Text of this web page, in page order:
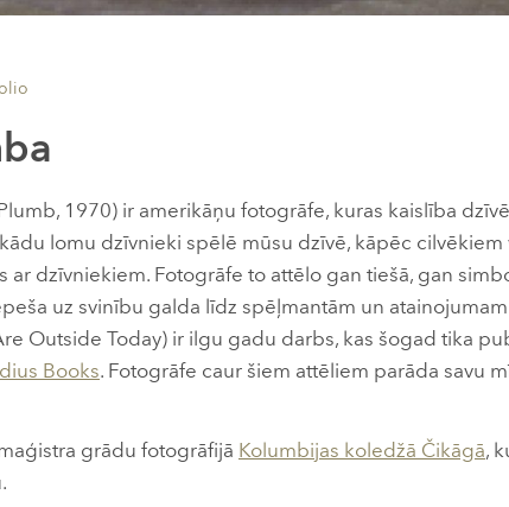
1970) ir amerikāņu fotogrāfe, kuras kaislība
lomu dzīvnieki spēlē mūsu dzīvē, kāpēc
dzīvniekiem. Fotogrāfe to attēlo gan tiešā, gan
uz svinību galda līdz spēļmantām un
Outside Today) ir ilgu gadu darbs, kas šogad tika
Books. Fotogrāfe caur šiem attēliem parāda savu
grādu fotogrāfijā Kolumbijas koledžā Čikāgā,